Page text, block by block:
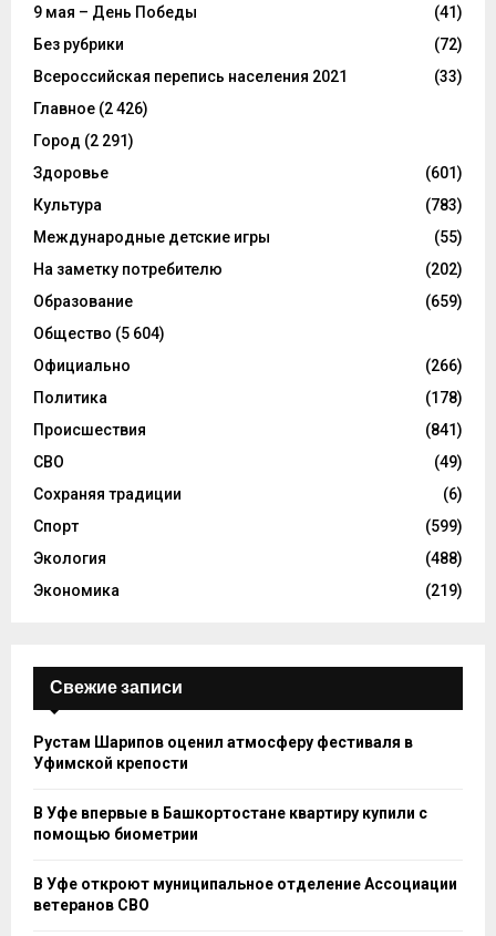
9 мая – День Победы
(41)
Без рубрики
(72)
Всероссийская перепись населения 2021
(33)
Главное (2 426)
Город (2 291)
Здоровье
(601)
Культура
(783)
Международные детские игры
(55)
На заметку потребителю
(202)
Образование
(659)
Общество (5 604)
Официально
(266)
Политика
(178)
Происшествия
(841)
СВО
(49)
Сохраняя традиции
(6)
Спорт
(599)
Экология
(488)
Экономика
(219)
Свежие записи
Рустам Шарипов оценил атмосферу фестиваля в
Уфимской крепости
В Уфе впервые в Башкортостане квартиру купили с
помощью биометрии
В Уфе откроют муниципальное отделение Ассоциации
ветеранов СВО